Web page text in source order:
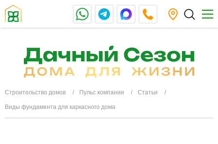
Строительство домов Пульс компании Статьи
Виды фундамента для каркасного дома